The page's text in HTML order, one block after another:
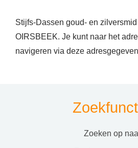
Stijfs-Dassen goud- en
OIRSBEEK. Je kunt naar het
navigeren via deze
zoeken op